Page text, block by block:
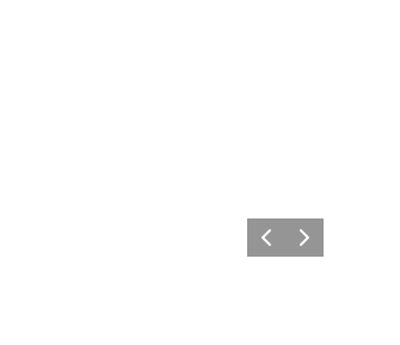
Forrige billede
Næste billede